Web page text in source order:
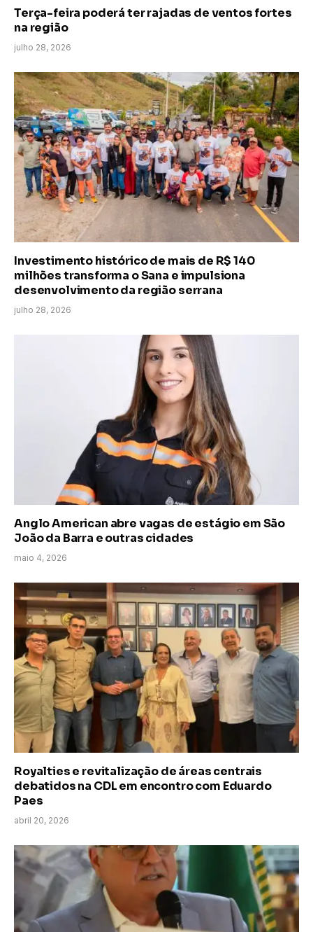
Terça-feira poderá ter rajadas de ventos fortes
na região
julho 28, 2026
Investimento histórico de mais de R$ 140
milhões transforma o Sana e impulsiona
desenvolvimento da região serrana
julho 28, 2026
Anglo American abre vagas de estágio em São
João da Barra e outras cidades
maio 4, 2026
Royalties e revitalização de áreas centrais
debatidos na CDL em encontro com Eduardo
Paes
abril 20, 2026